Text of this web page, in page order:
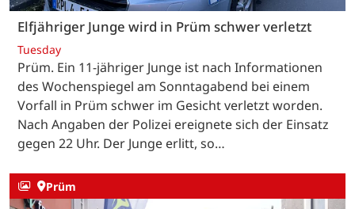
Elfjähriger Junge wird in Prüm schwer verletzt
Tuesday
Prüm. Ein 11-jähriger Junge ist nach Informationen
des Wochenspiegel am Sonntagabend bei einem
Vorfall in Prüm schwer im Gesicht verletzt worden.
Nach Angaben der Polizei ereignete sich der Einsatz
gegen 22 Uhr. Der Junge erlitt, so…
Prüm